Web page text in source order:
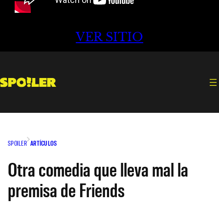
VER SITIO
SPOILER ARTÍCULOS
Otra comedia que lleva mal la
premisa de Friends